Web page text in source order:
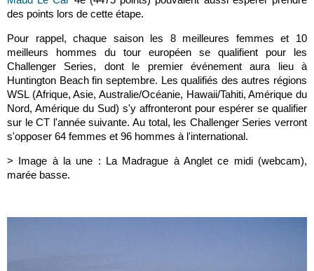
des points lors de cette étape.
Pour rappel, chaque saison les 8 meilleures femmes et 10
meilleurs hommes du tour européen se qualifient pour les
Challenger Series, dont le premier événement aura lieu à
Huntington Beach fin septembre. Les qualifiés des autres régions
WSL (Afrique, Asie, Australie/Océanie, Hawaii/Tahiti, Amérique du
Nord, Amérique du Sud) s'y affronteront pour espérer se qualifier
sur le CT l'année suivante. Au total, les Challenger Series verront
s'opposer 64 femmes et 96 hommes à l'international.
> Image à la une : La Madrague à Anglet ce midi (webcam),
marée basse.